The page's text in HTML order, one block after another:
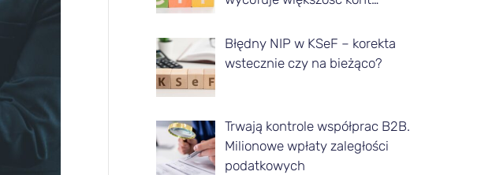
Błędny NIP w KSeF – korekta
wstecznie czy na bieżąco?
Trwają kontrole współprac B2B.
Milionowe wpłaty zaległości
podatkowych
ł
y
d